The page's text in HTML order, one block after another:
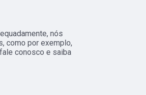
nós
como por exemplo,
conosco e saiba